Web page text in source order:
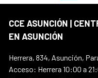
CCE ASUNCIÓN |
EN ASUNCIÓN
Herrera, 834, Asunción,
Acceso: Herrera 10:00 a